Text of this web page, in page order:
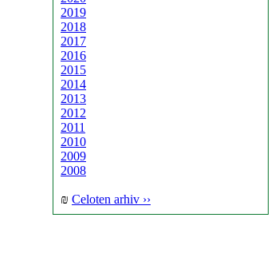
2019
2018
2017
2016
2015
2014
2013
2012
2011
2010
2009
2008
₪ Celoten arhiv ››